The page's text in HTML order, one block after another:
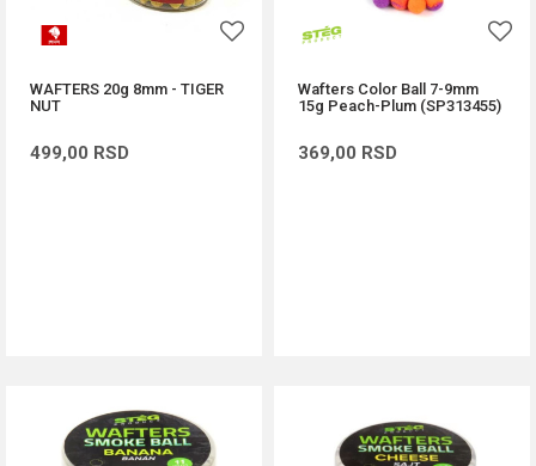
WAFTERS 20g 8mm - TIGER
NUT
499,00 RSD
Wafters Color Ball 7-9mm
15g Peach-Plum (SP313455)
369,00 RSD